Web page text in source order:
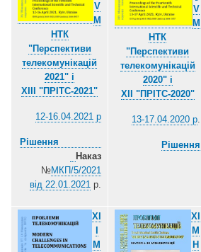
V
М
НТК
"Перспективи
телекомунікацій
2021" і
ХІІІ "ПРІТС-2021"
12-16.04.2021 р
Рішення
Наказ
№МКП/5/2021
від 22.01.2021 р.
V
М
НТК
"Перспективи
телекомунікацій
2020" і
ХІІ "ПРІТС-2020"
13-17.04.2020 р.
Рішення
XI
М
XI
М
Н